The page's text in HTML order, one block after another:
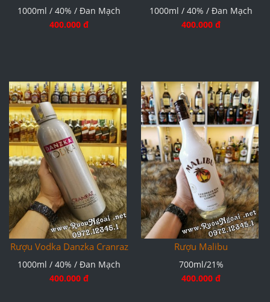
1000ml / 40% / Đan Mạch
400.000 đ
1000ml / 40% / Đan Mạch
400.000 đ
Rượu Vodka Danzka Cranraz
1000ml / 40% / Đan Mạch
400.000 đ
Rượu Malibu
700ml/21%
400.000 đ